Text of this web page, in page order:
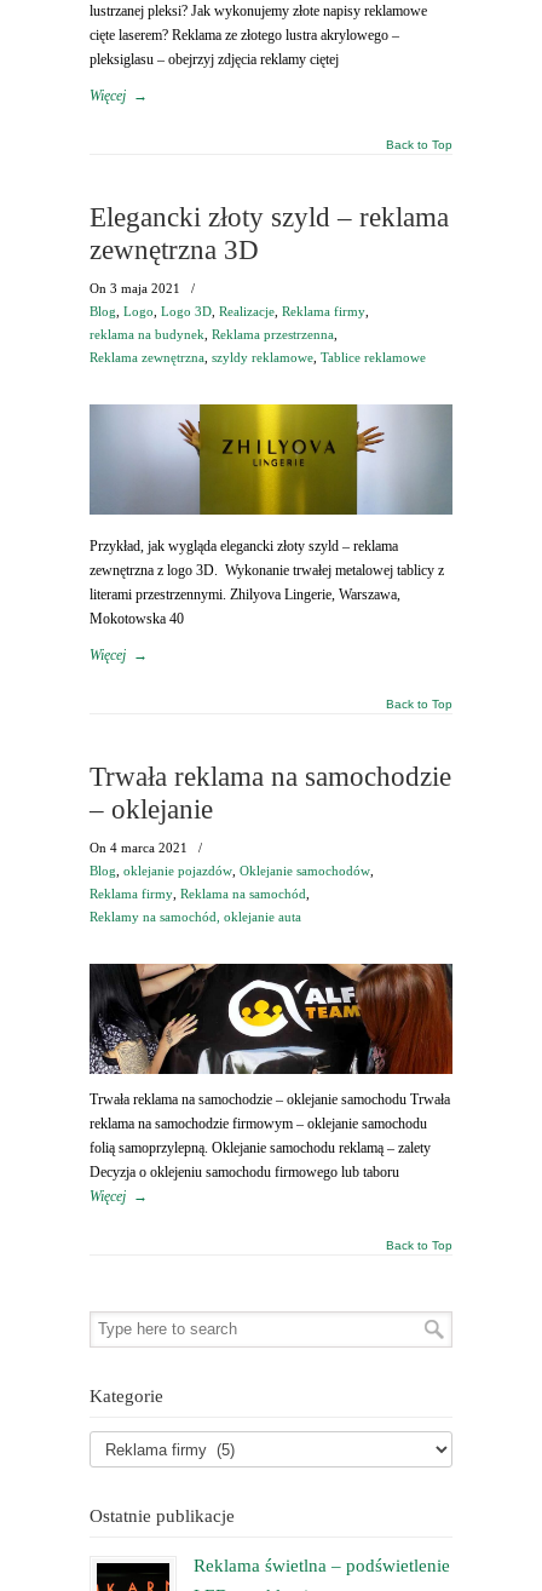
lustrzanej pleksi? Jak wykonujemy złote napisy reklamowe
cięte laserem? Reklama ze złotego lustra akrylowego –
pleksiglasu – obejrzyj zdjęcia reklamy ciętej
Więcej →
Back to Top
Elegancki złoty szyld – reklama
zewnętrzna 3D
On 3 maja 2021
/
Blog Logo Logo 3D Realizacje Reklama firmy
reklama na budynek Reklama przestrzenna
Reklama zewnętrzna szyldy reklamowe Tablice reklamowe
Przykład, jak wygląda elegancki złoty szyld – reklama
zewnętrzna z logo 3D. Wykonanie trwałej metalowej tablicy z
literami przestrzennymi. Zhilyova Lingerie, Warszawa,
Mokotowska 40
Więcej →
Back to Top
Trwała reklama na samochodzie
– oklejanie
On 4 marca 2021
/
Blog oklejanie pojazdów Oklejanie samochodów
Reklama firmy Reklama na samochód
Reklamy na samochód, oklejanie auta
Trwała reklama na samochodzie – oklejanie samochodu Trwała
reklama na samochodzie firmowym – oklejanie samochodu
folią samoprzylepną. Oklejanie samochodu reklamą – zalety
Decyzja o oklejeniu samochodu firmowego lub taboru
Więcej →
Back to Top
Kategorie
Ostatnie publikacje
Reklama świetlna – podświetlenie